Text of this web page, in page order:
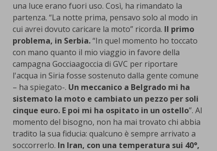
una luce erano fuori uso. Così, ha rimandato la
partenza. “La notte prima, pensavo solo al modo in
cui avrei dovuto caricare la moto” ricorda. Il primo
problema, in Serbia.“In quel momento ho toccato
con mano quanto il mio viaggio in favore della
campagna Gocciaagoccia di GVC per riportare
l'acqua in Siria fosse sostenuto dalla gente comune
– ha spiegato-. Un meccanico a Belgrado mi ha
sistemato la moto e cambiato un pezzo per soli
cinque euro. E poi mi ha ospitato in un ostello”. Al
momento del bisogno, non ha mai trovato chi abbia
tradito la sua fiducia: qualcuno è sempre arrivato a
soccorrerlo. In Iran, con una temperatura sui 40°,